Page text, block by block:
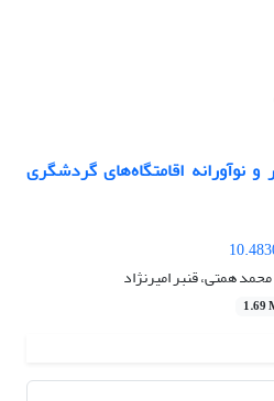
نوآورانه اقامتگاه‌های گردشگری
همتی، قنبر امیرنژاد
1.69